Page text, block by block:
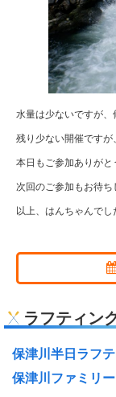
水量は少ないですが、
残り少ない開催ですが
本日もご参加ありがと
次回のご参加もお待ち
以上、はんちゃんでし
ラフティン
保津川半日ラフ
保津川ファミリ